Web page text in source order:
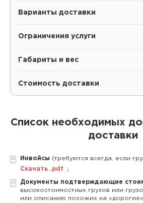
Варианты доставки
Ограничения услуги
Габариты и вес
Стоимость доставки
Список необходимых
доставки
Инвойсы (требуются всегда, если
Скачать .pdf
Документы подтверждающие
высокостоимостных грузов или
или описанию похожих на